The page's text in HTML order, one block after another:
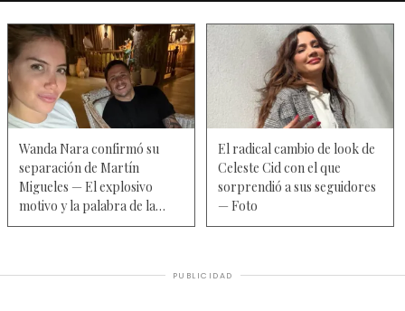
Wanda Nara confirmó su
separación de Martín
Migueles — El explosivo
motivo y la palabra de la
mediática
El radical cambio de look de
Celeste Cid con el que
sorprendió a sus seguidores
— Foto
PUBLICIDAD